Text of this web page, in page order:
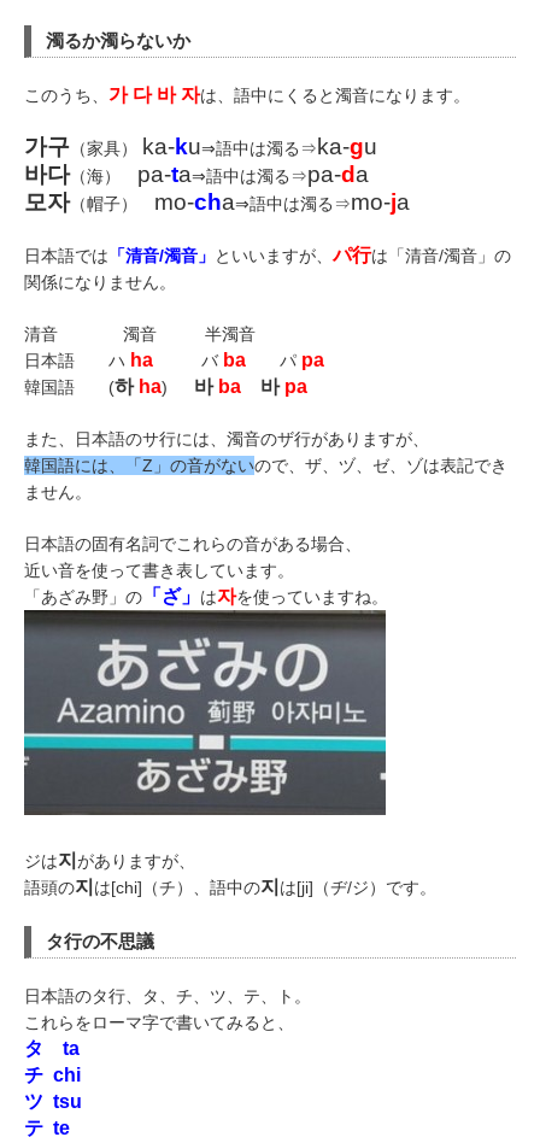
濁るか濁らないか
このうち、 가 다 바 자は、語中にくると濁音になります。
가구 （家具） ka-ku⇒語中は濁る⇒ ka-gu
바다（海） pa-ta⇒語中は濁る⇒pa-da
모자（帽子） mo-cha⇒語中は濁る⇒mo-ja
日本語では 「清音/濁音」 といいますが、パ行は「清音/濁音」の
関係になりません。
清音 濁音 半濁音
日本語 ハ ha バ ba パ pa
韓国語 (하 ha) 바 ba 바 pa
また、日本語のサ行には、濁音のザ行がありますが、
韓国語には、「Z」の音がないので、ザ、ヅ、ゼ、ゾは表記でき
ません。
日本語の固有名詞でこれらの音がある場合、
近い音を使って書き表しています。
「あざみ野」の 「ざ」 は자を使っていますね。
ジは지 がありますが、
語頭の지 は[chi]（チ）、語中の지 は[ji]（ヂ/ジ）です。
タ行の不思議
日本語のタ行、タ、チ、ツ、テ、ト。
これらをローマ字で書いてみると、
タ ta
チ chi
ツ tsu
テ te